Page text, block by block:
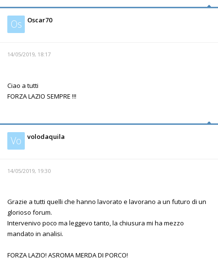
Os Oscar70
14/05/2019, 18:17
Ciao a tutti
FORZA LAZIO SEMPRE !!!
Vo volodaquila
14/05/2019, 19:30
Grazie a tutti quelli che hanno lavorato e lavorano a un futuro di un
glorioso forum.
Intervenivo poco ma leggevo tanto, la chiusura mi ha mezzo
mandato in analisi.
FORZA LAZIO! ASROMA MERDA DI PORCO!